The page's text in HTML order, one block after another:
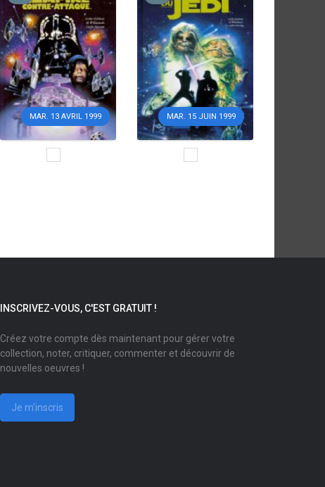
MAR. 13 AVRIL 1999 MAR. 15 JUIN 1999
INSCRIVEZ-VOUS, C'EST GRATUIT !
Créez votre compte dès maintenant pour gérer votre
collection, noter, critiquer, commenter et découvrir de
nouvelles oeuvres !
Je m'inscris